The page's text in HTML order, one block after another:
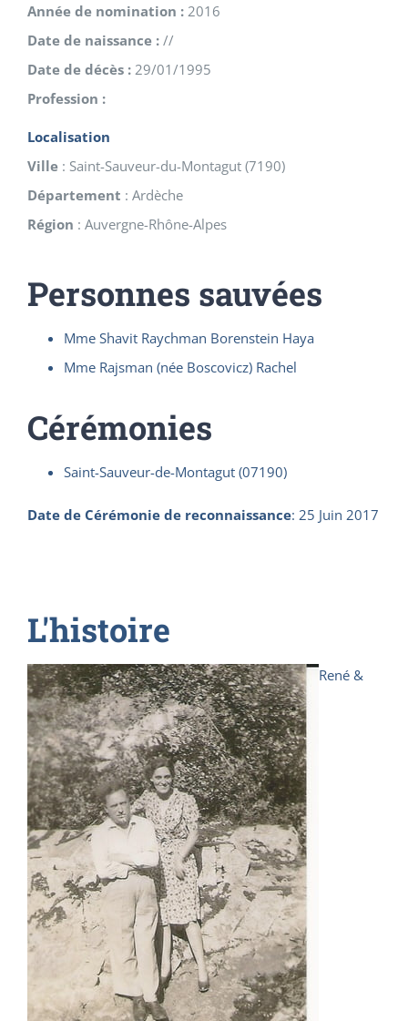
Année de nomination : 2016
Date de naissance : //
Date de décès : 29/01/1995
Profession :
Localisation
Ville : Saint-Sauveur-du-Montagut (7190)
Département : Ardèche
Région : Auvergne-Rhône-Alpes
Personnes sauvées
Mme Shavit Raychman Borenstein Haya
Mme Rajsman (née Boscovicz) Rachel
Cérémonies
Saint-Sauveur-de-Montagut (07190)
Date de Cérémonie de reconnaissance: 25 Juin 2017
L'histoire
René &